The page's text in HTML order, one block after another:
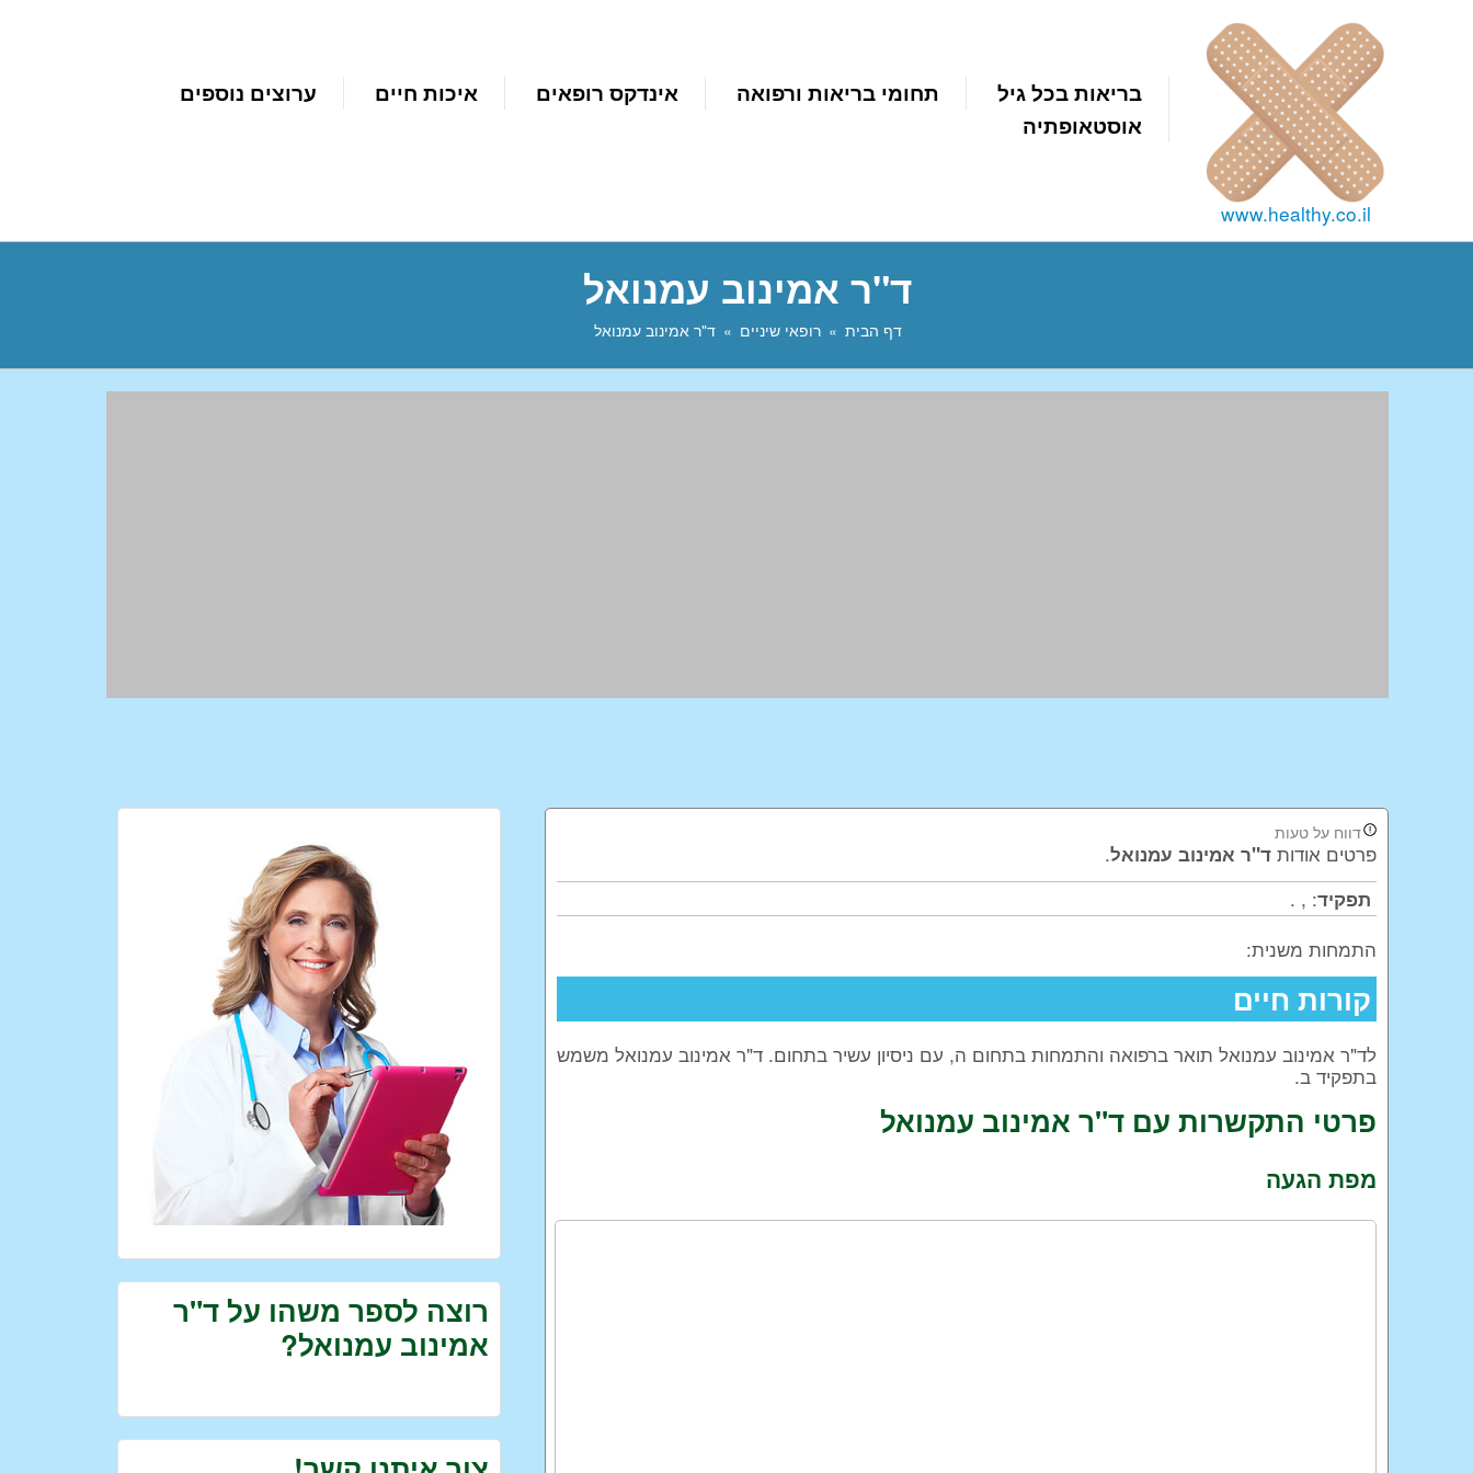
www.healthy.co.il
בריאות בכל גיל תחומי בריאות ורפואה אינדקס רופאים איכות חיים
ערוצים נוספים
אוסטאופתיה
ד"ר אמינוב עמנואל
דף הבית רופאי שיניים ד"ר אמינוב עמנואל
דווח על טעות
פרטים אודות ד"ר אמינוב עמנואל.
תפקיד:
,
.
התמחות משנית:
קורות חיים
לד"ר אמינוב עמנואל תואר ברפואה והתמחות בתחום ה, עם ניסיון עשיר בתחום. ד"ר אמינוב עמנואל משמש
בתפקיד ב.
פרטי התקשרות עם ד"ר אמינוב עמנואל
מפת הגעה
רוצה לספר משהו על ד"ר
אמינוב עמנואל?